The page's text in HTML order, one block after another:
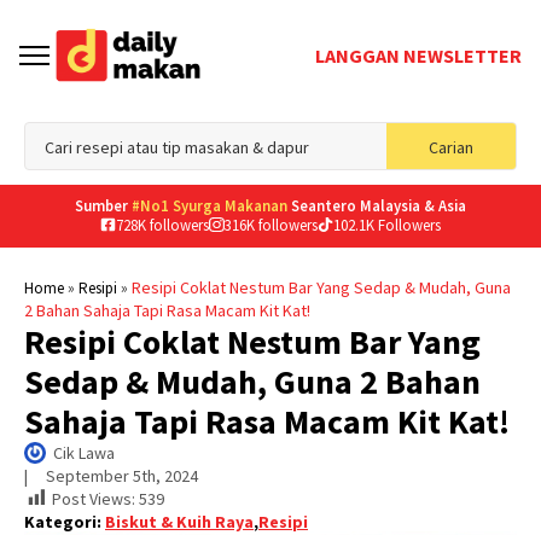
LANGGAN NEWSLETTER
Carian
for:
Sumber #No1 Syurga MakananSeantero Malaysia & Asia
728K followers
316K followers 102.1K Followers
Home» Resipi » Resipi Coklat Nestum Bar Yang Sedap & Mudah, Guna
2 Bahan Sahaja Tapi Rasa Macam Kit Kat!
Resipi Coklat Nestum Bar Yang
Sedap & Mudah, Guna 2 Bahan
Sahaja Tapi Rasa Macam Kit Kat!
Cik Lawa
| September 5th, 2024
Post Views: 539
Kategori: Biskut & Kuih Raya,Resipi